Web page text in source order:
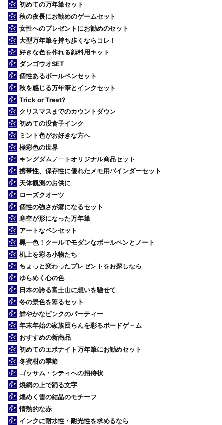
初めての万年筆セット
秋の夜長にお勧めのゲームセット
女性へのプレゼントにお勧めのセット
大型万年筆を持ち歩くならコレ！
好きな色を作れる顔料用キット
ダンゴウオSET
個性あるボールペンセット
秋を感じる万年筆とインクセット
Trick or Treat?
クリスマスまでのカウントダウン
初めての没食子インク
ミント色がお好きな方へ
極彩色の世界
キングダムノートオリジナル商品セット
携帯性、保存性に優れたメモ用バインダーセット
天体観測のお供に
ローズクオーツ
個性の強さが癖になるセット
寒空が形になった万年筆
アートなペンセット
黒一色！クールでモダンなボールペンとノート
机上を彩る小物たち
ちょっと変わったプレゼントをお探しなら
ゆらめく心の色
日本の誇る富士山に想いを馳せて
冬の景色を彩るセット
鮮やかなピンクのパーティー
年末年始の家族団らんを彩るボードゲ－ム
おすすめの新商品
初めてのエボナイト万年筆にお勧めセット
冬蜜柑の季節
ゴッサム・シティへの招待状
焼網の上で踊る文字
煌めく雪の結晶のモチーフ
情熱的な赤
インクに耐水性・耐光性を求めるなら